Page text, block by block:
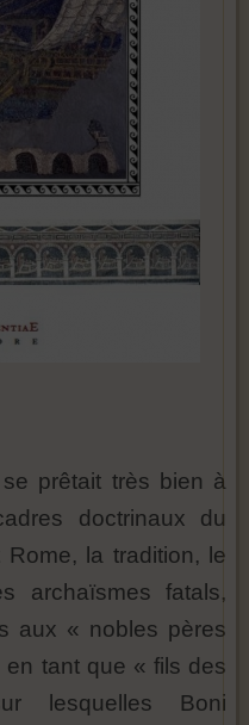
prêtait très bien à
doctrinaux du
la tradition, le
archaïsmes fatals,
aux « nobles pères
tant que « fils des
lesquelles Boni